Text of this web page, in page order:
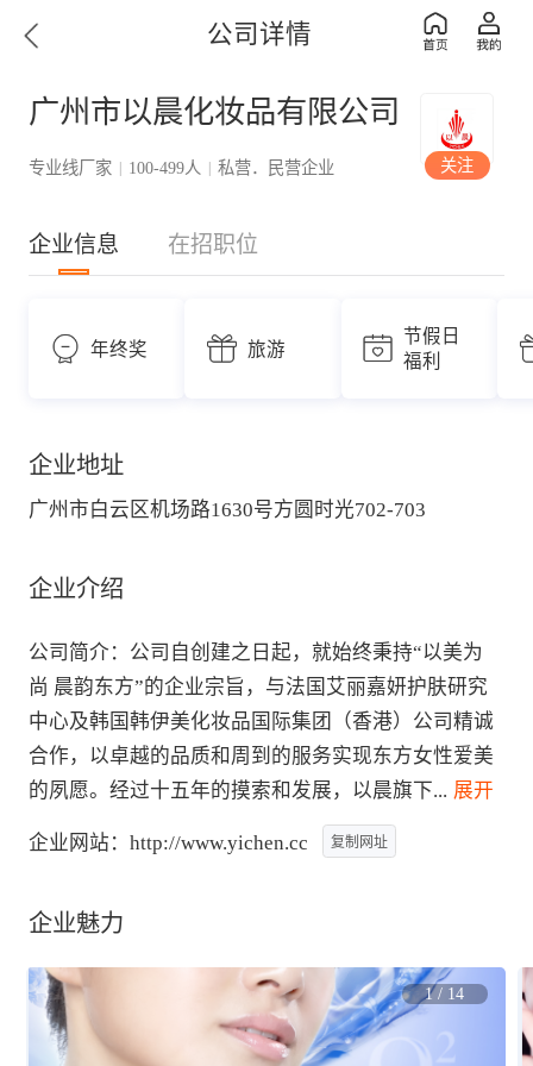
公司详情
广州市以晨化妆品有限公司
专业线厂家 | 100-499人 | 私营．民营企业 关注
企业信息 在招职位
年终奖 旅游
节假日
福利
企业地址
广州市白云区机场路1630号方圆时光702-703
企业介绍
公司简介：公司自创建之日起，就始终秉持“以美为
尚 晨韵东方”的企业宗旨，与法国艾丽嘉妍护肤研究
中心及韩国韩伊美化妆品国际集团（香港）公司精诚
合作，以卓越的品质和周到的服务实现东方女性爱美
的夙愿。经过十五年的摸索和发展，以晨旗下... 展开
企业网站： http://www.yichen.cc 复制网址
企业魅力
1/ 14